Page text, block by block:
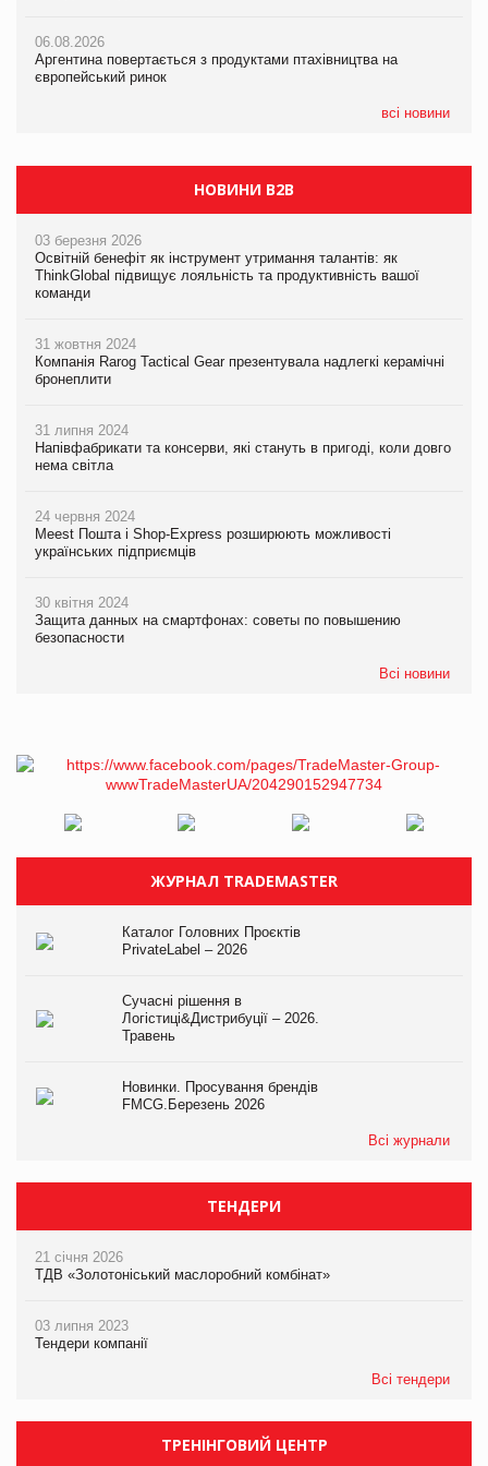
06.08.2026
Аргентина повертається з продуктами птахівництва на
європейський ринок
всі новини
06.08.2026
Аргентина повертається з продуктами птахівництва на
європейський ринок
06.08.2026
Аргентина повертається з продуктами птахівництва на
європейський ринок
НОВИНИ B2B
03 березня 2026
Освітній бенефіт як інструмент утримання талантів: як
ThinkGlobal підвищує лояльність та продуктивність вашої
команди
31 жовтня 2024
Компанія Rarog Tactical Gear презентувала надлегкі керамічні
бронеплити
31 липня 2024
Напівфабрикати та консерви, які стануть в пригоді, коли довго
нема світла
24 червня 2024
Meest Пошта і Shop-Express розширюють можливості
українських підприємців
30 квітня 2024
Защита данных на смартфонах: советы по повышению
безопасности
Всі новини
ЖУРНАЛ TRADEMASTER
Каталог Головних Проєктів
PrivateLabel – 2026
Сучасні рішення в
Логістиці&Дистрибуції – 2026.
Травень
Новинки. Просування брендів
FMCG.Березень 2026
Всі журнали
ТЕНДЕРИ
21 січня 2026
ТДВ «Золотоніський маслоробний комбінат»
03 липня 2023
Тендери компанії
Всі тендери
ТРЕНІНГОВИЙ ЦЕНТР